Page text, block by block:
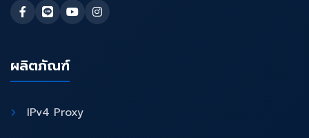
ผลิตภัณฑ์
IPv4 Proxy